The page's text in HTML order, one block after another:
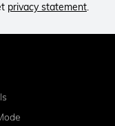
privacy statement.